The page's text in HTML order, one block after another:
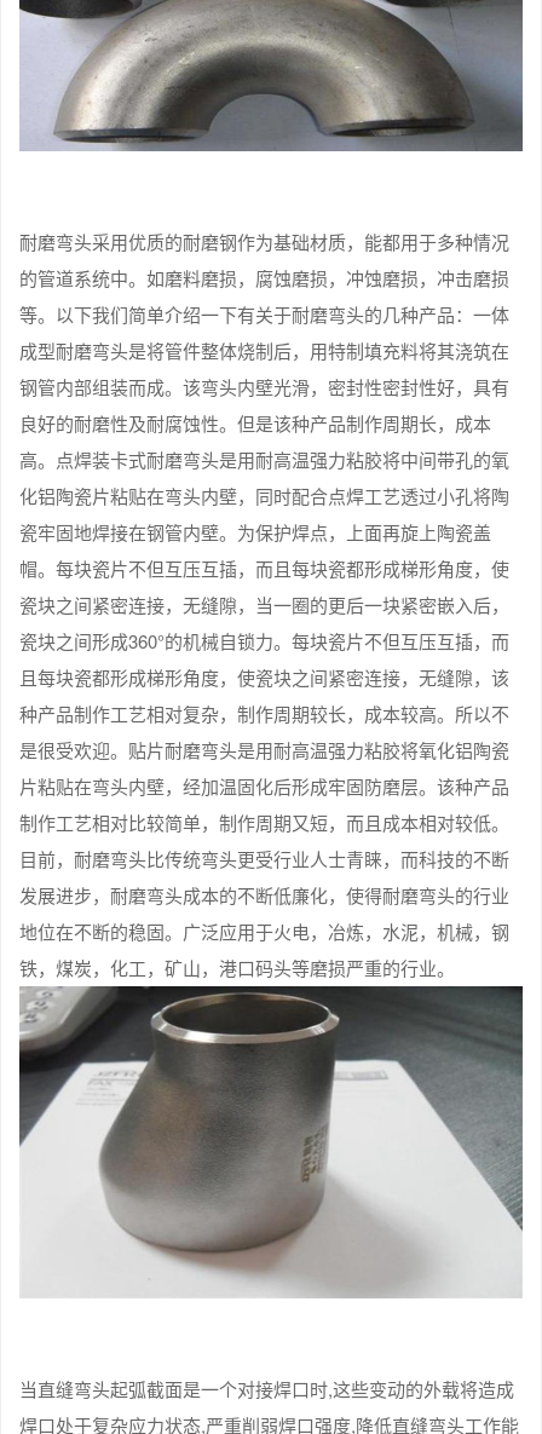
耐磨弯头采用优质的耐磨钢作为基础材质，能都用于多种情况
的管道系统中。如磨料磨损，腐蚀磨损，冲蚀磨损，冲击磨损
等。以下我们简单介绍一下有关于耐磨弯头的几种产品：一体
成型耐磨弯头是将管件整体烧制后，用特制填充料将其浇筑在
钢管内部组装而成。该弯头内壁光滑，密封性密封性好，具有
良好的耐磨性及耐腐蚀性。但是该种产品制作周期长，成本
高。点焊装卡式耐磨弯头是用耐高温强力粘胶将中间带孔的氧
化铝陶瓷片粘贴在弯头内壁，同时配合点焊工艺透过小孔将陶
瓷牢固地焊接在钢管内壁。为保护焊点，上面再旋上陶瓷盖
帽。每块瓷片不但互压互插，而且每块瓷都形成梯形角度，使
瓷块之间紧密连接，无缝隙，当一圈的更后一块紧密嵌入后，
瓷块之间形成360°的机械自锁力。每块瓷片不但互压互插，而
且每块瓷都形成梯形角度，使瓷块之间紧密连接，无缝隙，该
种产品制作工艺相对复杂，制作周期较长，成本较高。所以不
是很受欢迎。贴片耐磨弯头是用耐高温强力粘胶将氧化铝陶瓷
片粘贴在弯头内壁，经加温固化后形成牢固防磨层。该种产品
制作工艺相对比较简单，制作周期又短，而且成本相对较低。
目前，耐磨弯头比传统弯头更受行业人士青睐，而科技的不断
发展进步，耐磨弯头成本的不断低廉化，使得耐磨弯头的行业
地位在不断的稳固。广泛应用于火电，冶炼，水泥，机械，钢
铁，煤炭，化工，矿山，港口码头等磨损严重的行业。
当直缝弯头起弧截面是一个对接焊口时,这些变动的外载将造成
焊口处于复杂应力状态,严重削弱焊口强度,降低直缝弯头工作能